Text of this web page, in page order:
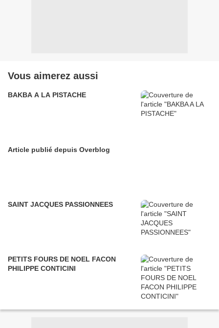
Vous aimerez aussi
BAKBA A LA PISTACHE
Article publié depuis Overblog
SAINT JACQUES PASSIONNEES
PETITS FOURS DE NOEL FACON
PHILIPPE CONTICINI